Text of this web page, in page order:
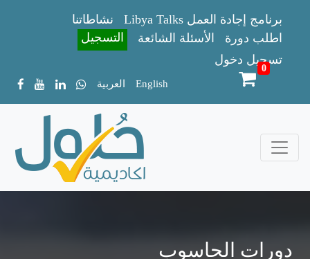
Libya Talks برنامج إجادة العمل
نشاطاتنا
اطلب دورة
الأسئلة الشائعة
التسجيل
تسجيل دخول
العربية English
0
دورات الحاسوب